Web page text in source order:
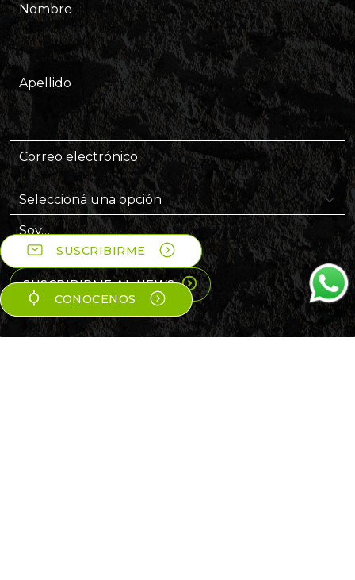
Nombre
Apellido
Correo electrónico
Soy…
SUSCRIBIRME AL NEWS
SUSCRIBIRME
CONOCENOS